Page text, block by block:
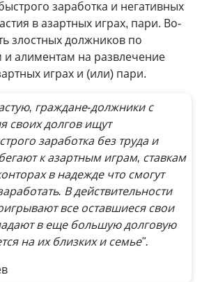
заработка и негативных
в азартных играх, пари. Во-
злостных должников по
алиментам на развлечение
играх и (или) пари.
граждане-должники с
своих долгов ищут
заработка без труда и
к азартным играм, ставкам
в надежде что смогут
В действительности
все оставшиеся свои
в еще большую долговую
на их близких и семье".